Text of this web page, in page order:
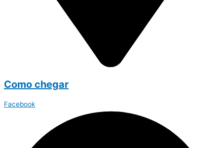
Como chegar
Facebook